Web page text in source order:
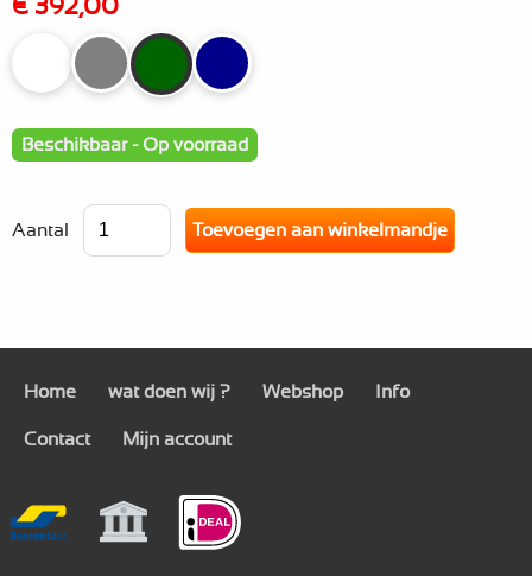
€ 392,00
Beschikbaar - Op voorraad
Aantal
Home wat doen wij ? Webshop Info
Contact Mijn account